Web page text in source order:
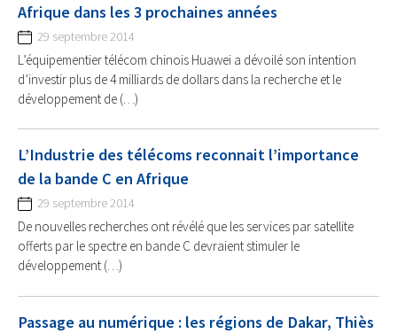
Afrique dans les 3 prochaines années
29 septembre 2014
L’équipementier télécom chinois Huawei a dévoilé son intention
d’investir plus de 4 milliards de dollars dans la recherche et le
développement de (…)
L’Industrie des télécoms reconnait l’importance
de la bande C en Afrique
29 septembre 2014
De nouvelles recherches ont révélé que les services par satellite
offerts par le spectre en bande C devraient stimuler le
développement (…)
Passage au numérique : les régions de Dakar, Thiès